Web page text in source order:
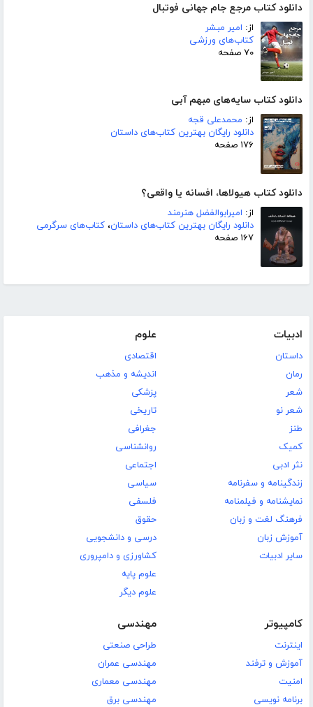
دانلود کتاب مرجع جام جهانی فوتبال
از: امیر مبشر
کتاب‌های ورزشی
۷۰ صفحه
دانلود کتاب سایه‌های مبهم آبی
از: محمدعلی قجه
دانلود رایگان بهترین کتاب‌های داستان
۱۷۶ صفحه
دانلود کتاب هیولاها، افسانه یا واقعی؟
از: امیرابوالفضل هنرمند
دانلود رایگان بهترین کتاب‌های داستان، کتاب‌های سرگرمی
۱۶۷ صفحه
ادبیات
داستان
رمان
شعر
شعر نو
طنز
کمیک
نثر ادبی
زندگینامه و سفرنامه
نمایشنامه و فیلمنامه
فرهنگ لغت و زبان
آموزش زبان
سایر ادبیات
علوم
اقتصادی
اندیشه و مذهب
پزشکی
تاریخی
جغرافی
روانشناسی
اجتماعی
سیاسی
فلسفی
حقوق
درسی و دانشجویی
کشاورزی و دامپروری
علوم پایه
علوم دیگر
کامپیوتر
اینترنت
آموزش و ترفند
امنیت
برنامه نویسی
مهندسی
طراحی صنعتی
مهندسی عمران
مهندسی معماری
مهندسی برق